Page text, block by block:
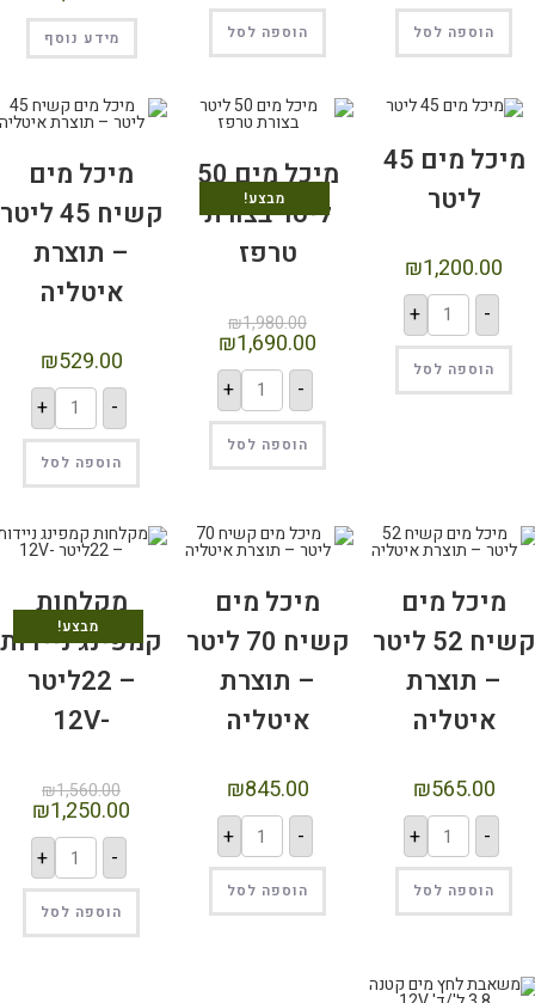
הוספה לסל הוספה לסל מידע נוסף
מיכל מים 45
ליטר
₪1,200.00
הוספה לסל
מבצע!
מיכל מים 50
ליטר בצורת
טרפז
₪1,980.00
₪1,690.00
הוספה לסל
מיכל מים
קשיח 45 ליטר
– תוצרת
איטליה
₪529.00
הוספה לסל
מיכל מים
קשיח 52 ליטר
– תוצרת
איטליה
₪565.00
הוספה לסל
מיכל מים
קשיח 70 ליטר
– תוצרת
איטליה
₪845.00
הוספה לסל
מבצע!
מקלחות
קמפינג ניידות
– 22ליטר
₪1,560.00
₪1,250.00
הוספה לסל